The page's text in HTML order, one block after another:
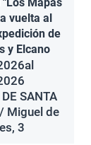
vuelta al
de
y Elcano
al
SANTA
Miguel de
3